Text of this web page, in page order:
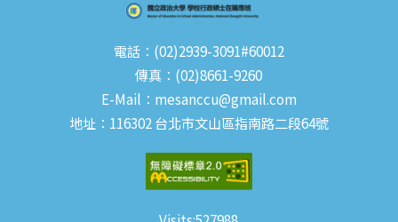
電話：(02)2939-3091#60012
傳真：(02)8661-9260
E-Mail：mesanccu@gmail.com
地址：116302 台北市文山區指南路二段64號